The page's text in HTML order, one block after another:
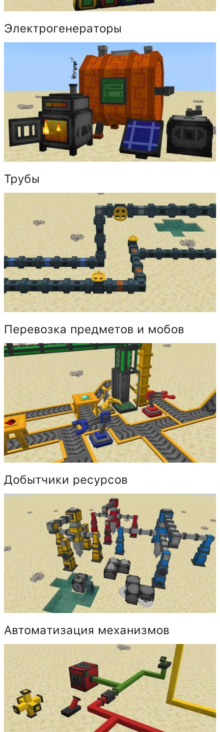
Электрогенераторы
Трубы
Перевозка предметов и мобов
Добытчики ресурсов
Автоматизация механизмов